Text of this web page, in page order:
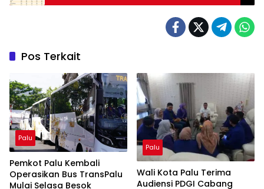
Pos Terkait
Palu
Pemkot Palu Kembali
Operasikan Bus TransPalu
Mulai Selasa Besok
Palu
Wali Kota Palu Terima
Audiensi PDGI Cabang